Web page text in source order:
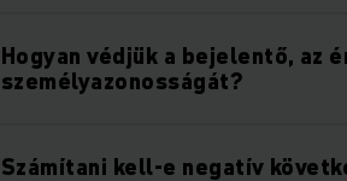
Hogyan védjük a bejelentő, az
személyazonosságát?
Számítani kell-e negatív